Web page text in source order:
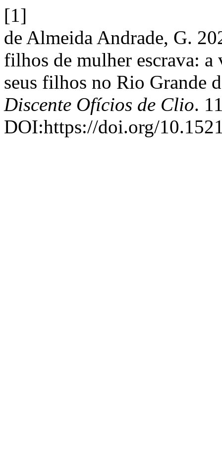
[1]
de Almeida Andrade, G.
filhos de mulher escrava: a
seus filhos no Rio Grande
Discente Ofícios de Clio.
DOI:https://doi.org/